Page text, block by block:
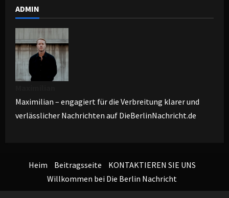
ADMIN
Maximilian – engagiert für die Verbreitung klarer und
verlässlicher Nachrichten auf DieBerlinNachricht.de
Heim Beitragsseite
KONTAKTIEREN SIE UNS
Willkommen bei Die Berlin Nachricht